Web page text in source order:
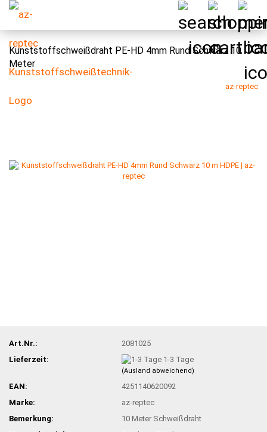
Kunststoffschweißdraht PE-HD 4mm Rund Schwarz 10
Meter
az-reptec
Art.Nr.:
2081025
Lieferzeit:
1-3 Tage
(Ausland abweichend)
EAN:
4251140620092
Marke:
az-reptec
Bemerkung:
10 Meter Schweißdraht